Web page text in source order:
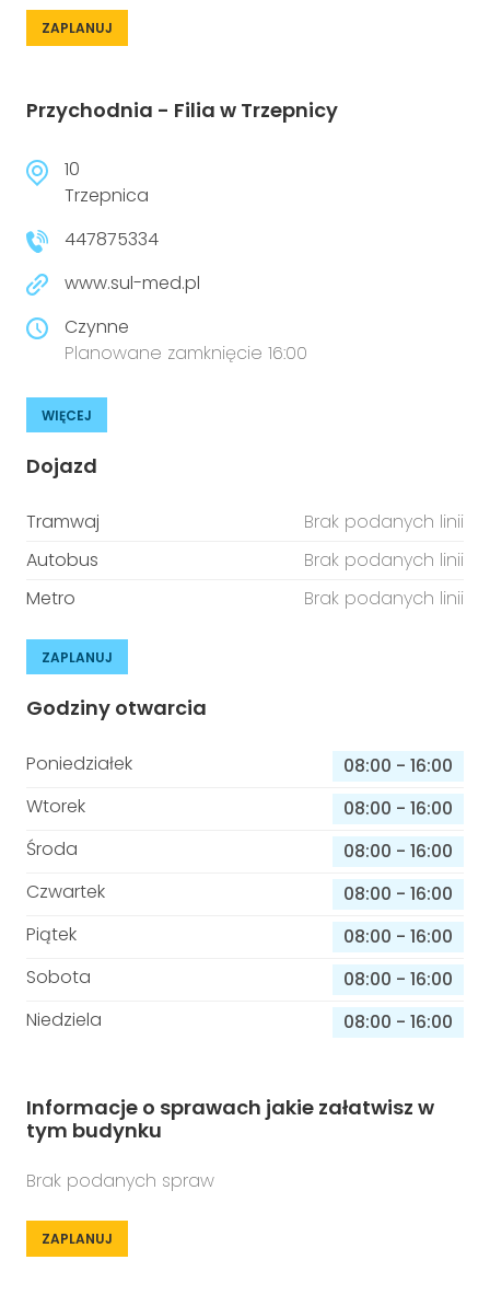
ZAPLANUJ
Przychodnia - Filia w Trzepnicy
10
Trzepnica
447875334
www.sul-med.pl
Czynne
Planowane zamknięcie 16:00
WIĘCEJ
Dojazd
Tramwaj
Brak podanych linii
Autobus
Brak podanych linii
Metro
Brak podanych linii
ZAPLANUJ
Godziny otwarcia
Poniedziałek 08:00 - 16:00
Wtorek
08:00 - 16:00
Środa
08:00 - 16:00
Czwartek
08:00 - 16:00
Piątek
08:00 - 16:00
Sobota
08:00 - 16:00
Niedziela
08:00 - 16:00
Informacje o sprawach jakie załatwisz w
tym budynku
Brak podanych spraw
ZAPLANUJ